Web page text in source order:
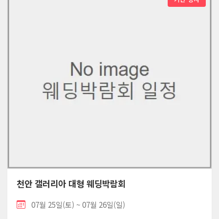
천안 갤러리아 대형 웨딩박람회
07월 25일(토) ~ 07월 26일(일)